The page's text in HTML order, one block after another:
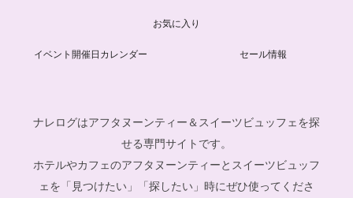
お気に入り
イベント開催日カレンダー セール情報
ナレログはアフタヌーンティー＆スイーツビュッフェを探
せる専門サイトです。
ホテルやカフェのアフタヌーンティーとスイーツビュッフ
ェを「見つけたい」「探したい」時にぜひ使ってくださ